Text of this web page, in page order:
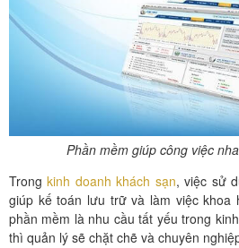
Phần mềm giúp công việc
Trongkinh doanh khách sạn, việc sử
giúp kế toán lưu trữ và làm việc khoa
phần mềm là nhu cầu tất yếu trong
thì quản lý sẽ chặt chẽ và chuyên